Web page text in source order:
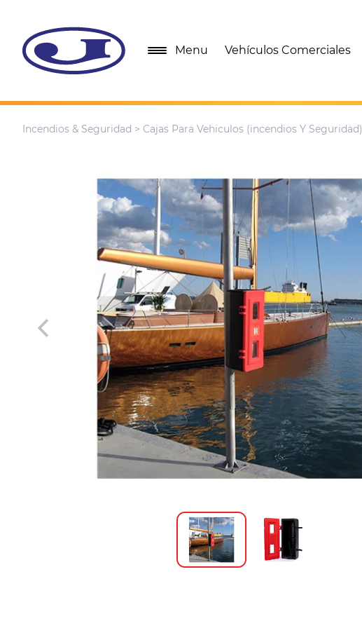
Menu Vehículos Comerciales
Incendios & Seguridad > Cajas Para Vehiculos (incendios Y Seguridad)